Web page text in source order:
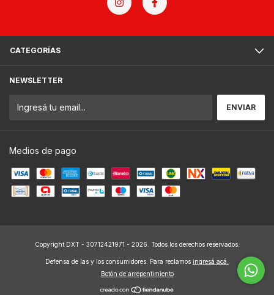
CATEGORÍAS
NEWSLETTER
Medios de pago
Copyright DXT - 30712421971 - 2026. Todos los derechos reservados.
Defensa de las y los consumidores. Para reclamos ingresá acá.
Botón de arrepentimiento